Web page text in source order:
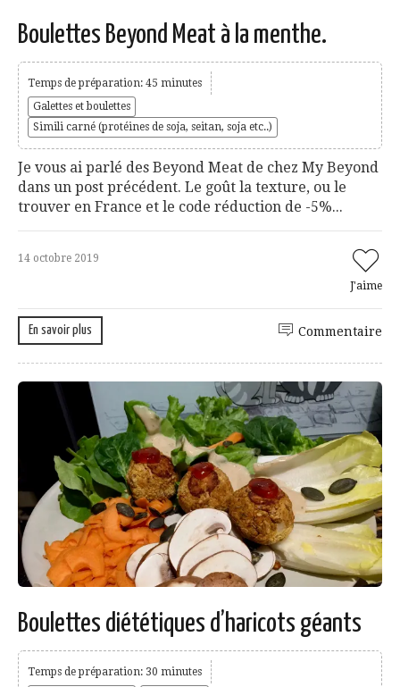
Boulettes Beyond Meat à la menthe.
Temps de préparation: 45 minutes
Galettes et boulettes
Simili carné (protéines de soja, seitan, soja etc..)
Je vous ai parlé des Beyond Meat de chez My Beyond
dans un post précédent. Le goût la texture, ou le
trouver en France et le code réduction de -5%...
14 octobre 2019
J'aime
En savoir plus Commentaire
Boulettes diététiques d’haricots géants
Temps de préparation: 30 minutes